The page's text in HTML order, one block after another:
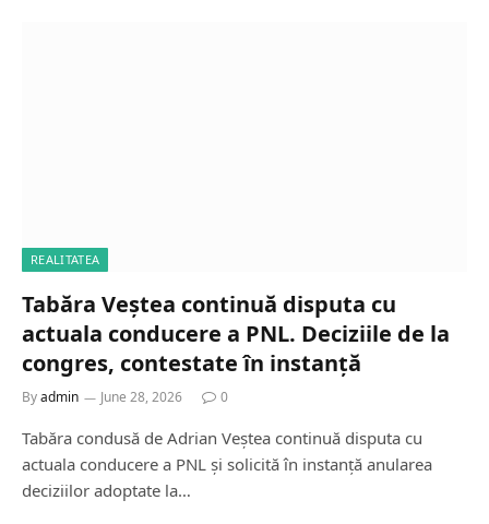
REALITATEA
Tabăra Veștea continuă disputa cu
actuala conducere a PNL. Deciziile de la
congres, contestate în instanță
Byadmin June 28, 2026 0
Tabăra condusă de Adrian Veștea continuă disputa cu
actuala conducere a PNL și solicită în instanță anularea
deciziilor adoptate la…